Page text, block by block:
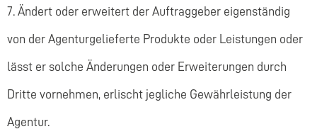
7. Ändert oder erweitert der Auftraggeber eigenständig
von der Agenturgelieferte Produkte oder Leistungen oder
lässt er solche Änderungen oder Erweiterungen durch
Dritte vornehmen, erlischt jegliche Gewährleistung der
Agentur.